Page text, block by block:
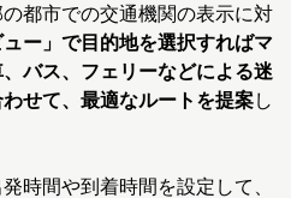
都市での交通機関の表示に対
ー」で目的地を選択すればマ
バス、フェリーなどによる迷
せて、最適なルートを提案し
時間や到着時間を設定して、